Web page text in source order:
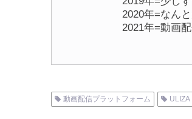
2020年=なん
2021年=動画
動画配信プラットフォーム ULIZA